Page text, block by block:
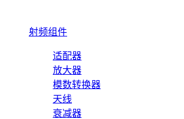
射频组件
适配器
放大器
模数转换器
天线
衰减器